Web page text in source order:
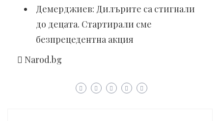
Демерджиев: Дилърите са стигнали
до децата. Стартирали сме
безпрецедентна акция
Narod.bg